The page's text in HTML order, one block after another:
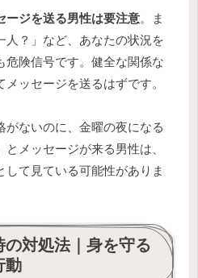
ージを送る男性は要注意。ま
人？」など、あなたの状況を
危険信号です。健全な関係な
ッセージを送るはずです。
がないのに、金曜の夜になる
メッセージが来る男性は、
して見ている可能性がありま
対処法｜身を守る
動